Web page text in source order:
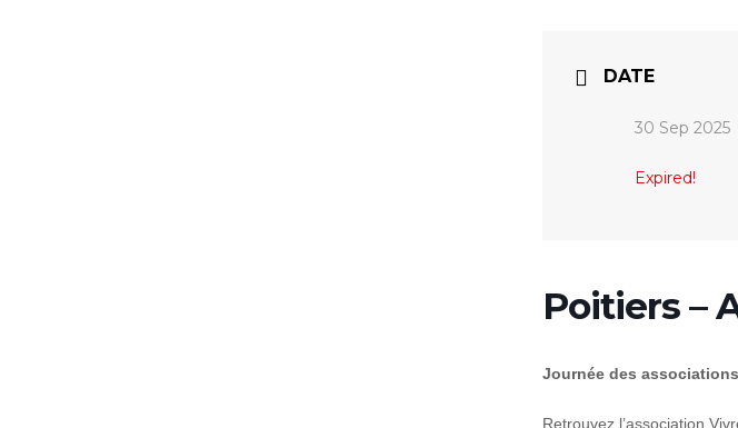
DATE
30 Sep 2025
Expired!
Poitiers –
Journée des
Retrouvez l’association